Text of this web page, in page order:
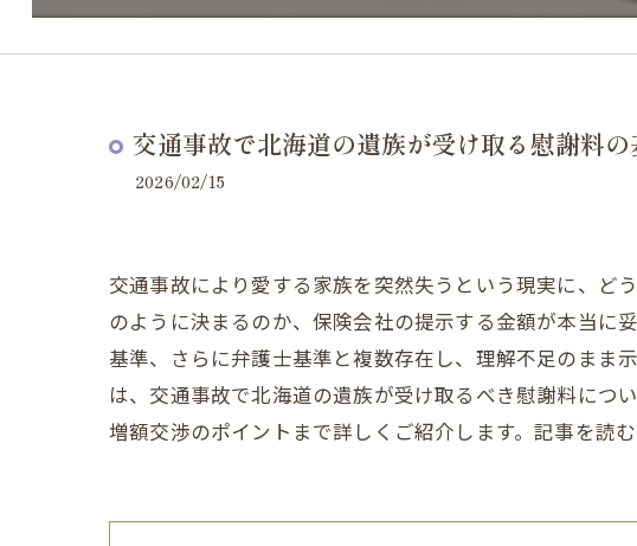
交通事故で北海道の遺族が受け取る慰謝料
2026/02/15
交通事故により愛する家族を突然失うという現実に、ど
のように決まるのか、保険会社の提示する金額が本当に
基準、さらに弁護士基準と複数存在し、理解不足のまま
は、交通事故で北海道の遺族が受け取るべき慰謝料につ
増額交渉のポイントまで詳しくご紹介します。記事を読